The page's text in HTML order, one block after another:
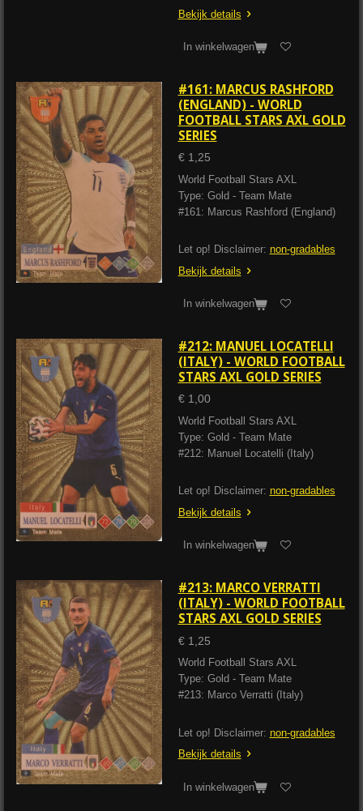
Bekijk details
In winkelwagen
#161: MARCUS RASHFORD
(ENGLAND) - WORLD
FOOTBALL STARS AXL GOLD
SERIES
€ 1,25
World Football Stars AXL
Type: Gold - Team Mate
#161: Marcus Rashford (England)
Let op! Disclaimer: non-gradables
Bekijk details
In winkelwagen
#212: MANUEL LOCATELLI
(ITALY) - WORLD FOOTBALL
STARS AXL GOLD SERIES
€ 1,00
World Football Stars AXL
Type: Gold - Team Mate
#212: Manuel Locatelli (Italy)
Let op! Disclaimer: non-gradables
Bekijk details
In winkelwagen
#213: MARCO VERRATTI
(ITALY) - WORLD FOOTBALL
STARS AXL GOLD SERIES
€ 1,25
World Football Stars AXL
Type: Gold - Team Mate
#213: Marco Verratti (Italy)
Let op! Disclaimer: non-gradables
Bekijk details
In winkelwagen